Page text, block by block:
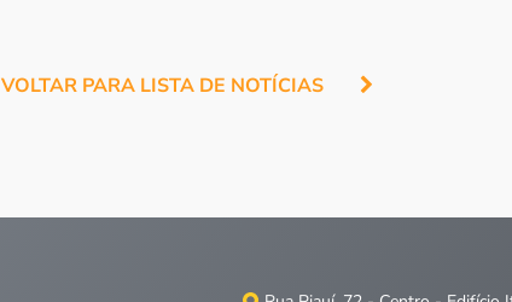
VOLTAR PARA LISTA DE NOTÍCIAS